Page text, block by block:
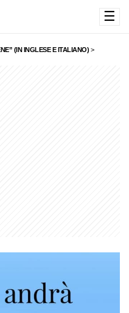
☰
(IN INGLESE E ITALIANO) >